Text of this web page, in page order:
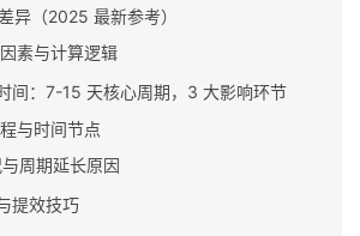
异（2025 最新参考）
素与计算逻辑
间：7-15 天核心周期，3 大影响环节
与时间节点
周期延长原因
提效技巧